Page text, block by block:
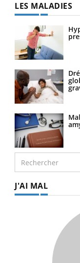
LES MALADIES
J'AI MAL